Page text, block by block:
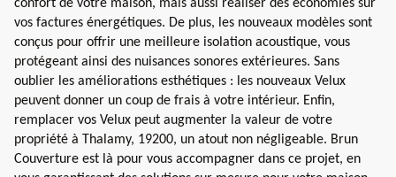
confort de votre maison, mais aussi réaliser des économies sur
vos factures énergétiques. De plus, les nouveaux modèles sont
conçus pour offrir une meilleure isolation acoustique, vous
protégeant ainsi des nuisances sonores extérieures. Sans
oublier les améliorations esthétiques : les nouveaux Velux
peuvent donner un coup de frais à votre intérieur. Enfin,
remplacer vos Velux peut augmenter la valeur de votre
propriété à Thalamy, 19200, un atout non négligeable. Brun
Couverture est là pour vous accompagner dans ce projet, en